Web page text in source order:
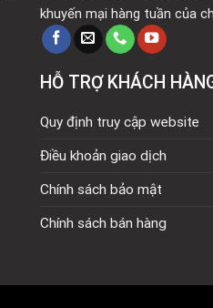
khuyến mại hàng tuần của
HỖ TRỢ KHÁCH
Quy định truy cập website
Điều khoản giao dịch
Chính sách bảo mật
Chính sách bán hàng